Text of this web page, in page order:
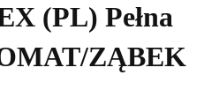
(PL) Pełna
ZĄBEK